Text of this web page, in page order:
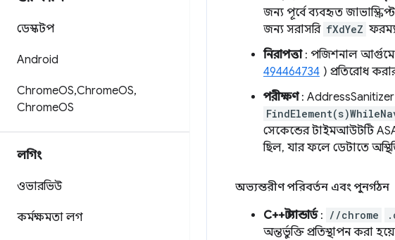
ডেস্কটপ
Android
ChromeOS,ChromeOS,
ChromeOS
লগিং
ওভারভিউ
কর্মক্ষমতা লগ
জন্য পূর্বে ব্যবহৃত
জন্য সরাসরি fXdYeZ
নিরাপত্তা: পজিশনাল
494464734 ) প্রতিরোধ
পরীক্ষণ:
সেকেন্ডের টাইমআউটটি
ছিল, যার ফলে ডেটাতে
অভ্যন্তরীণ পরিবর্তন এবং পুনর্গঠন
C++ স্ট্যান্ডার্ড: //chrome
অন্তর্ভুক্তি প্রতিস্থাপন করা